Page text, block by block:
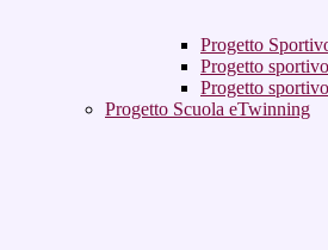
Progetto
Progetto
Progetto
Progetto Scuola eTwinning